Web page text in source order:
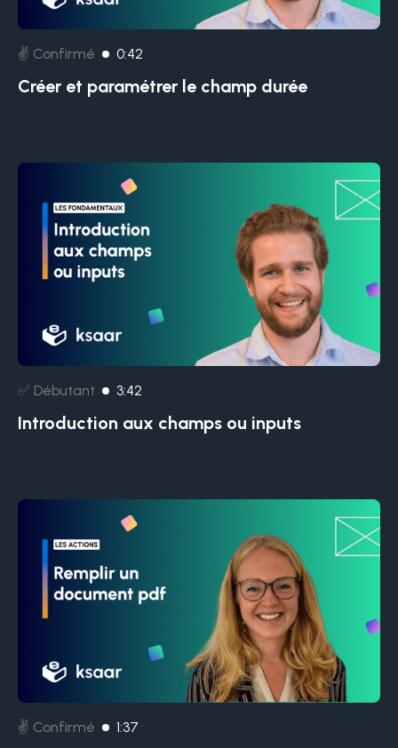
✌️ Confirmé 0:42
Créer et paramétrer le champ durée
✅ Débutant 3:42
Introduction aux champs ou inputs
✌️ Confirmé 1:37